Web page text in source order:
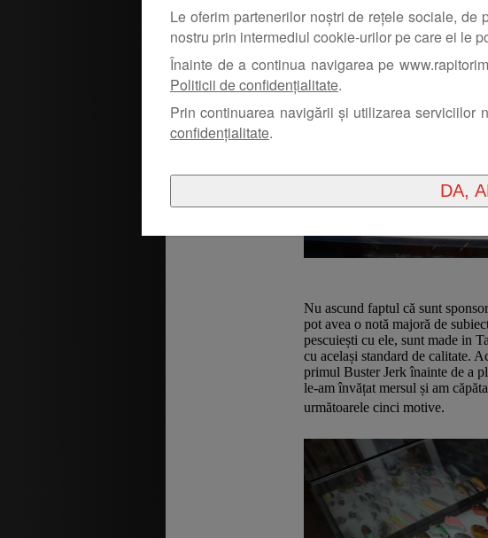
Le oferim partenerilor noștri de rețele sociale,
nostru prin intermediul cookie-urilor pe care ei le
Înainte de a continua navigarea pe
Politicii de confidențialitate.
Prin continuarea navigării și utilizarea serviciilor
confidențialitate.
Nu ascund faptul că sunt
pot avea o notă majoră de
pescuiești cu ele, sunt made in
cu același standard de calitate.
primul Buster Jerk înainte de a
le-am învățat mersul și am
următoarele cinci motive.